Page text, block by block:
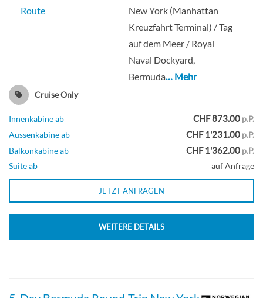
Innenkabine
Innenkabine-[IB]
Deck 09
Innenkabine
Route
New York (Manhattan
Kreuzfahrt Terminal) / Tag
auf dem Meer / Royal
Naval Dockyard,
Bermuda… Mehr
Cruise Only
Innenkabine ab CHF 873.00 p.P.
Aussenkabine ab
CHF 1'231.00 p.P.
Balkonkabine ab
CHF 1'362.00 p.P.
Suite ab
auf Anfrage
JETZT ANFRAGEN
WEITERE DETAILS